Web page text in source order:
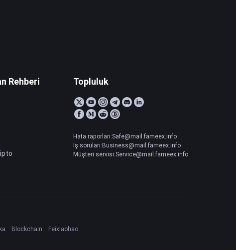
Rehberi Topluluk
Hata raporları:Safe@mail.fameex.info
İş soruları:Business@mail.fameex.info
Müşteri servisi:Service@mail.fameex.info
Blockchain
Feixiaohao